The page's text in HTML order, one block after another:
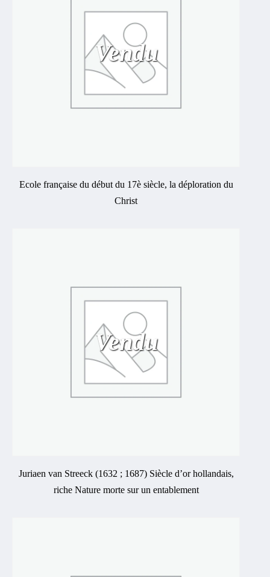
Vendu
Ecole française du début du 17è siècle, la déploration du
Christ
Vendu
Juriaen van Streeck (1632 ; 1687) Siècle d’or hollandais,
riche Nature morte sur un entablement